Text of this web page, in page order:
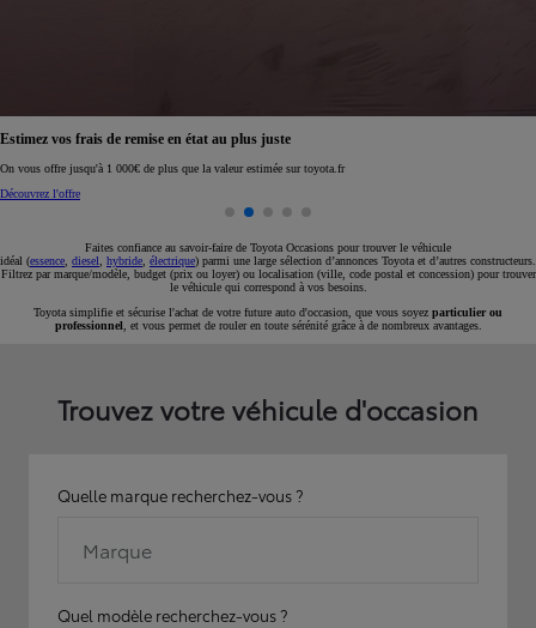
Réservez en ligne votre occasion pour 1€ seulement
Réservez en ligne
Faites confiance au savoir-faire de Toyota Occasions pour trouver le véhicule
idéal (essence diesel hybride électrique) parmi une large sélection d’annonces Toyota et d’autres constructeurs.
Filtrez par marque/modèle, budget (prix ou loyer) ou localisation (ville, code postal et concession) pour trouver
le véhicule qui correspond à vos besoins.
Toyota simplifie et sécurise l'achat de votre future auto d'occasion, que vous soyez particulier ou
professionnel , et vous permet de rouler en toute sérénité grâce à de nombreux avantages.
Trouvez votre véhicule d'occasion
Quelle marque recherchez-vous ?
Marque
Quel modèle recherchez-vous ?